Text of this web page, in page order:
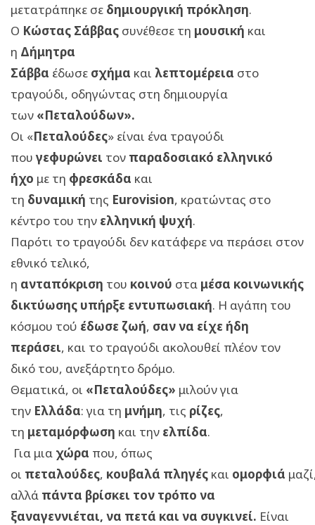
μετατράπηκε σε δημιουργική πρόκληση.
Ο Κώστας Σάββας συνέθεσε τη μουσική και
η Δήμητρα
Σάββα έδωσε σχήμα και λεπτομέρεια στο
τραγούδι, οδηγώντας στη δημιουργία
των «Πεταλούδων».
Οι «Πεταλούδες» είναι ένα τραγούδι
που γεφυρώνει τον παραδοσιακό ελληνικό
ήχο με τη φρεσκάδα και
τη δυναμική της Eurovision, κρατώντας στο
κέντρο του την ελληνική ψυχή.
Παρότι το τραγούδι δεν κατάφερε να περάσει στον
εθνικό τελικό,
η ανταπόκριση του κοινού στα μέσα κοινωνικής
δικτύωσης υπήρξε εντυπωσιακή. Η αγάπη του
κόσμου τού έδωσε ζωή, σαν να είχε ήδη
περάσει, και το τραγούδι ακολουθεί πλέον τον
δικό του, ανεξάρτητο δρόμο.
Θεματικά, οι «Πεταλούδες» μιλούν για
την Ελλάδα: για τη μνήμη, τις ρίζες,
τη μεταμόρφωση και την ελπίδα.
Για μια χώρα που, όπως
οι πεταλούδες, κουβαλά πληγές και ομορφιά
αλλά πάντα βρίσκει τον τρόπο να
ξαναγεννιέται, να πετά και να συγκινεί. Είναι